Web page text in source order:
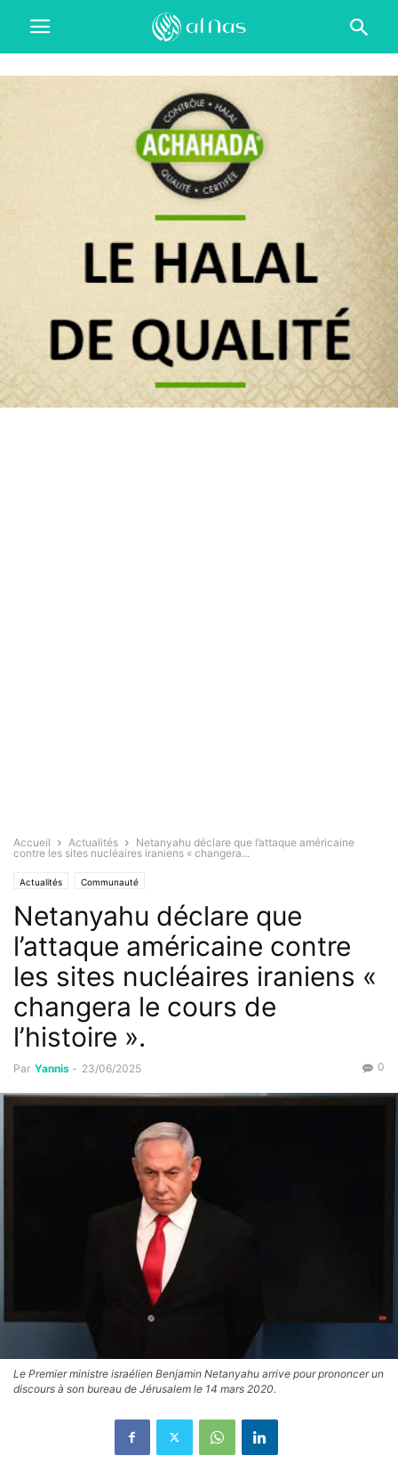
Accueil Actualités
Netanyahu déclare que l’attaque américaine
contre les sites nucléaires iraniens « changera...
Actualités Communauté
Netanyahu déclare que
l’attaque américaine contre
les sites nucléaires iraniens «
changera le cours de
l’histoire ».
Par Yannis - 23/06/2025 0
Le Premier ministre israélien Benjamin Netanyahu arrive pour prononcer un
discours à son bureau de Jérusalem le 14 mars 2020.